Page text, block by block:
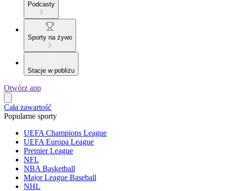
Podcasty
Sporty na żywo
Stacje w pobliżu
Otwórz app
Cała zawartość
Popularne sporty
UEFA Champions League
UEFA Europa League
Premier League
NFL
NBA Basketball
Major League Baseball
NHL